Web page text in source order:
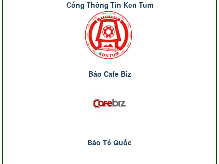
Cổng Thông Tin Kon Tum
Báo Cafe Biz
Báo Tổ Quốc